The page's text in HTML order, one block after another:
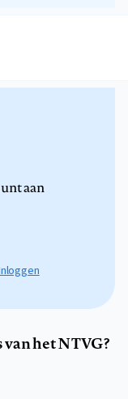
aan
het NTVG?